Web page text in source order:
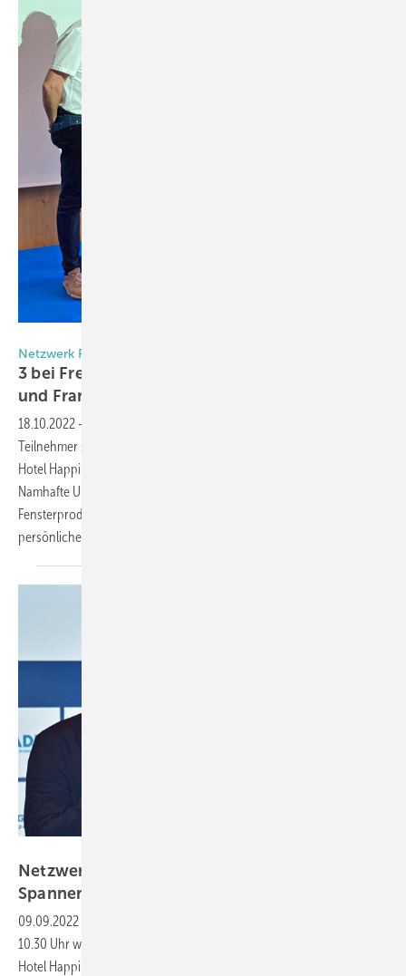
Netzwerk Frey-Meeting in Rosenheim
3 bei Frey: Hilde Gerg und Geheimagent Martin
und Frank Lange machen
18.10.2022 -
Teilnehmer seiner Partnerunternehmen bei den 3. Fenstertagen im
Hotel Happinger Hof vor den Toren der Stadt Rosenheim begrüßen.
Namhafte Unternehmer sowie Führungskräfte von
Fensterproduzenten hatten die Chance genutzt, wieder den
persönlichen Austausch in vielen Gesprächen zu
Netzwerk Fenstertage und VFF-Meeting:
Spannende Herbsttage im
09.09.2022
10.30 Uhr wieder das Vortragsforum der Netzwerk Fenstertage im
Hotel Happinger Hof in Rosenheim statt. Veranstalter Oliver Frey